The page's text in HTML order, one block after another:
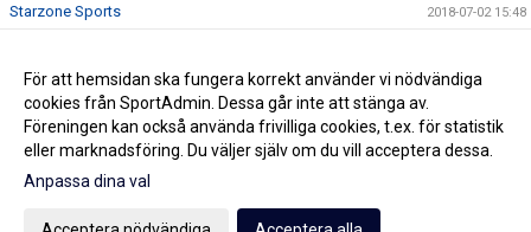
Starzone Sports 2018-07-02 15:48
Andreas Hallerdal ny målvaktstränare 2018-06-13 11:27
Sommarcamp 2018 2018-05-15 09:58
Gå till Webbversion
För att hemsidan ska fungera korrekt använder vi nödvändiga
cookies från SportAdmin. Dessa går inte att stänga av.
Föreningen kan också använda frivilliga cookies, t.ex. för statistik
eller marknadsföring. Du väljer själv om du vill acceptera dessa.
Anpassa dina val